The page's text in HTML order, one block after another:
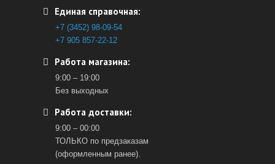
Единая справочная:
+7 (3452) 98-09-54
+7 905 857-22-12
Работа магазина:
9:00 – 19:00
Без выходных
Работа доставки:
9:00 – 00:00
ТОЛЬКО по предзаказам
(оформленным ранее).